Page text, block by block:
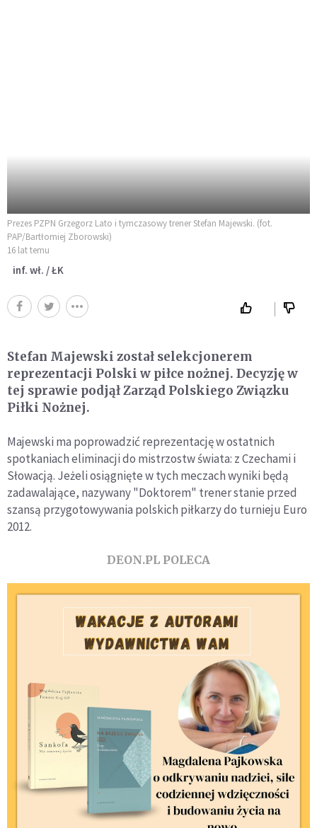
Prezes PZPN Grzegorz Lato i tymczasowy trener Stefan Majewski. (fot.
PAP/Bartłomiej Zborowski)
16 lat temu
inf. wł. / ŁK
Stefan Majewski został selekcjonerem
reprezentacji Polski w piłce nożnej. Decyzję w
tej sprawie podjął Zarząd Polskiego Związku
Piłki Nożnej.
Majewski ma poprowadzić reprezentację w ostatnich
spotkaniach eliminacji do mistrzostw świata: z Czechami i
Słowacją. Jeżeli osiągnięte w tych meczach wyniki będą
zadawalające, nazywany "Doktorem" trener stanie przed
szansą przygotowywania polskich piłkarzy do turnieju Euro
2012.
DEON.PL POLECA